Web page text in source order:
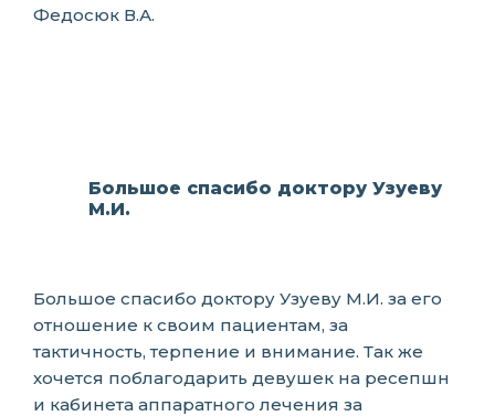
Федосюк В.А.
Большое спасибо доктору Узуеву
М.И.
Большое спасибо доктору Узуеву М.И. за его
отношение к своим пациентам, за
тактичность, терпение и внимание. Так же
хочется поблагодарить девушек на ресепшн
и кабинета аппаратного лечения за